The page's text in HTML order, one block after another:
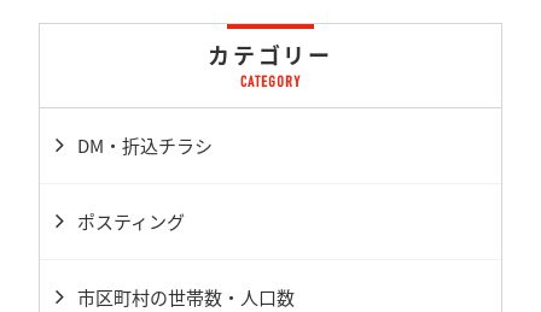
カテゴリー
DM・折込チラシ
ポスティング
市区町村の世帯数・人口数